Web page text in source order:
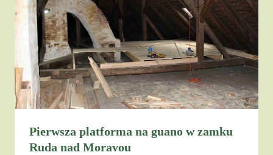
Pierwsza platforma na guano w zamku
Ruda nad Moravou